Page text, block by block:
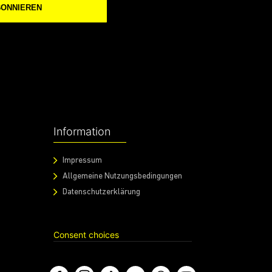
Information
Impressum
Allgemeine Nutzungsbedingungen
Datenschutzerklärung
Consent choices